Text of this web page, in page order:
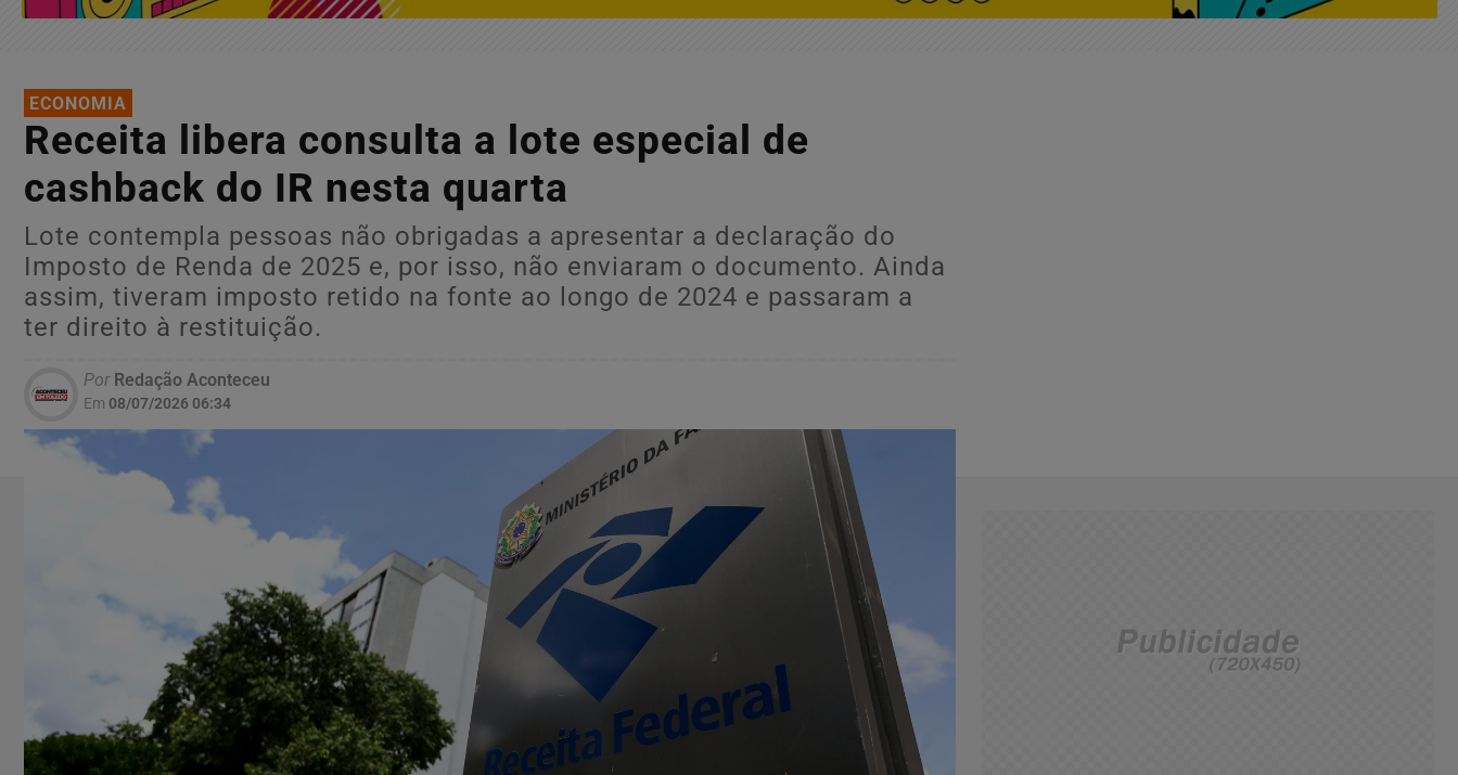
ECONOMIA
Receita libera consulta a lote especial de
cashback do IR nesta quarta
Lote contempla pessoas não obrigadas a apresentar a declaração do
Imposto de Renda de 2025 e, por isso, não enviaram o documento. Ainda
assim, tiveram imposto retido na fonte ao longo de 2024 e passaram a
ter direito à restituição.
PorRedação Aconteceu
Em 08/07/2026 06:34